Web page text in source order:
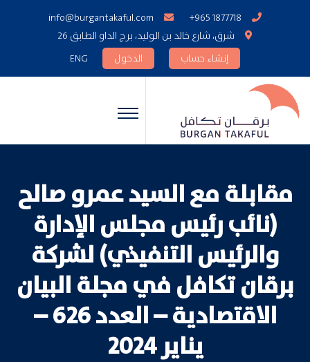
+965 1877718
info@burgantakaful.com
شرق، شارع خالد بن الوليد، برج الداو الطابق 26
إنشاء حساب
الدخول ENG
مقابلة مع السيد عمرو صالح
(نائب رئيس مجلس الإدارة
والرئيس التنفيذي) لشركة
برقان تكافل في مجلة البيان
الاقتصادية – العدد 626 –
يناير 2024